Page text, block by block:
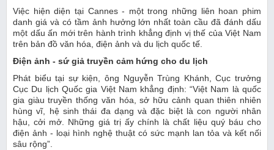
Việc hiện diện tại Cannes - một trong những liên hoan phim
danh giá và có tầm ảnh hưởng lớn nhất toàn cầu đã đánh dấu
một dấu ấn mới trên hành trình khẳng định vị thế của Việt Nam
trên bản đồ văn hóa, điện ảnh và du lịch quốc tế.
Điện ảnh - sứ giả truyền cảm hứng cho du lịch
Phát biểu tại sự kiện, ông Nguyễn Trùng Khánh, Cục trưởng
Cục Du lịch Quốc gia Việt Nam khẳng định: “Việt Nam là quốc
gia giàu truyền thống văn hóa, sở hữu cảnh quan thiên nhiên
hùng vĩ, hệ sinh thái đa dạng và đặc biệt là con người nhân
hậu, cởi mở. Những giá trị ấy chính là chất liệu quý báu cho
điện ảnh - loại hình nghệ thuật có sức mạnh lan tỏa và kết nối
sâu rộng”.